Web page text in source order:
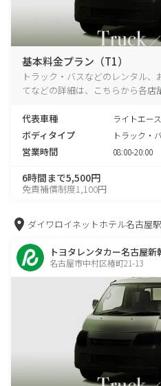
基本料金プラン（T1）
トラック・バスなどのレンタル
てなどの詳細は、こちらから各店
代表車種 ライトエー
ボディタイプ トラック・
営業時間 08:00-20:00
6時間まで5,500円
免責補償制度1,100円
ダイワロイネットホテル名古屋
トヨタレンタカー名古屋新
名古屋市中村区椿町21-13